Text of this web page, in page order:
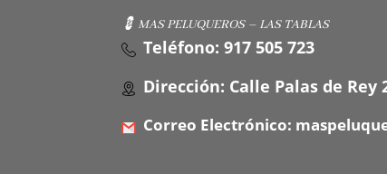
💈 MAS PELUQUEROS – LAS TABLAS
Teléfono: 917 505 723
Dirección: Calle Palas de Rey
Correo Electrónico: